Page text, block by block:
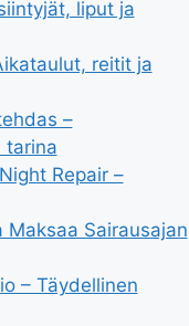
liput ja
reitit ja
–
tarina
Repair –
Maksaa Sairausajan
– Täydellinen